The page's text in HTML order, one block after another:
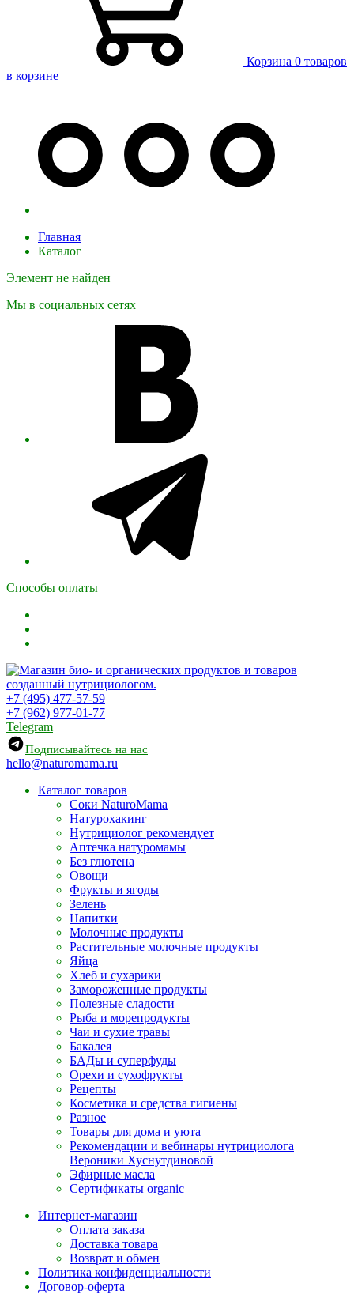
Корзина 0 товаров
в корзине
Главная
Каталог
Элемент не найден
Мы в социальных сетях
Способы оплаты
+7 (495) 477-57-59
+7 (962) 977-01-77
Telegram
Подписывайтесь на нас
hello@naturomama.ru
Каталог товаров
Соки NaturoMama
Натурохакинг
Нутрициолог рекомендует
Аптечка натуромамы
Без глютена
Овощи
Фрукты и ягоды
Зелень
Напитки
Молочные продукты
Растительные молочные продукты
Яйца
Хлеб и сухарики
Замороженные продукты
Полезные сладости
Рыба и морепродукты
Чаи и сухие травы
Бакалея
БАДы и суперфуды
Орехи и сухофрукты
Рецепты
Косметика и средства гигиены
Разное
Товары для дома и уюта
Рекомендации и вебинары нутрициолога
Вероники Хуснутдиновой
Эфирные масла
Сертификаты organic
Интернет-магазин
Оплата заказа
Доставка товара
Возврат и обмен
Политика конфиденциальности
Договор-оферта